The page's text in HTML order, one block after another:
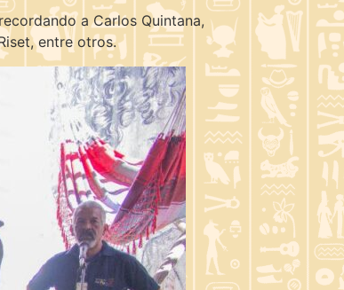
a Carlos Quintana,
entre otros.